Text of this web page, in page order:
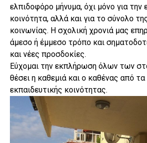
ελπιδοφόρο μήνυμα, όχι μόνο για την
κοινότητα, αλλά και για το σύνολο
κοινωνίας. Η σχολική χρονιά μας
άμεσο ή έμμεσο τρόπο και
και νέες προσδοκίες.
Εύχομαι την εκπλήρωση όλων των
θέσει η καθεμιά και ο καθένας από
εκπαιδευτικής κοινότητας.